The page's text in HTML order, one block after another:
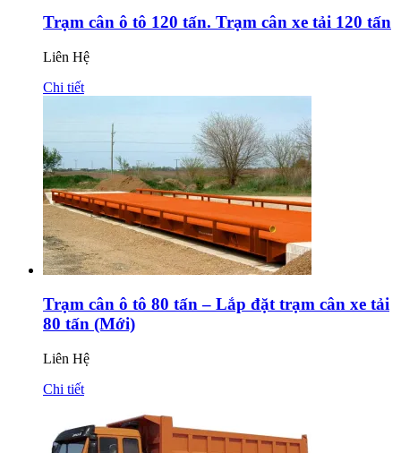
Trạm cân ô tô 120 tấn. Trạm cân xe tải 120 tấn
Liên Hệ
Chi tiết
Trạm cân ô tô 80 tấn – Lắp đặt trạm cân xe tải
80 tấn (Mới)
Liên Hệ
Chi tiết